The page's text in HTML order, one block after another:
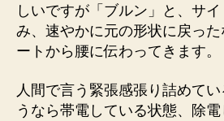
しいですが「ブルン」と、サ
み、速やかに元の形状に戻っ
ートから腰に伝わってきます。
人間で言う緊張感張り詰めて
うなら帯電している状態、除